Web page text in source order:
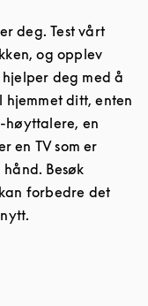
deg. Test vårt
og opplev
deg med å
hjemmet ditt, enten
høyttalere, en
en TV som er
Besøk
forbedre det